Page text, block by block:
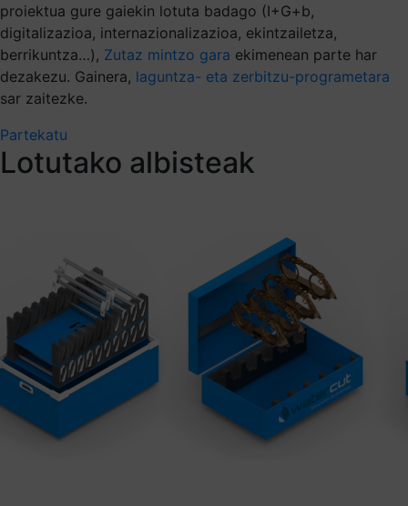
proiektua gure gaiekin lotuta badago (I+G+b,
digitalizazioa, internazionalizazioa, ekintzailetza,
berrikuntza…), Zutaz mintzo gara ekimenean parte har
dezakezu. Gainera, laguntza- eta zerbitzu-programetara
sar zaitezke.
Partekatu
Lotutako albisteak